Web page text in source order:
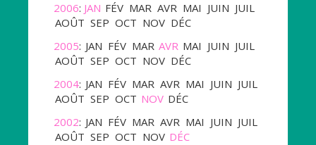
2006: JAN FÉV MAR AVR MAI JUIN JUIL
AOÛT SEP OCT NOV DÉC
2005: JAN FÉV MAR AVR MAI JUIN JUIL
AOÛT SEP OCT NOV DÉC
2004: JAN FÉV MAR AVR MAI JUIN JUIL
AOÛT SEP OCT NOV DÉC
2002: JAN FÉV MAR AVR MAI JUIN JUIL
AOÛT SEP OCT NOV DÉC